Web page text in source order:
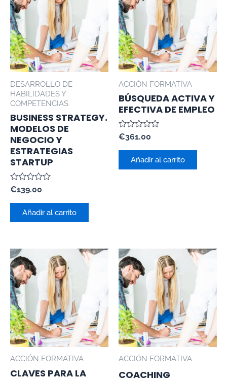
DESARROLLO DE
HABILIDADES Y
COMPETENCIAS
BUSINESS STRATEGY.
MODELOS DE
NEGOCIO Y
ESTRATEGIAS
STARTUP
Valorado
con
0
€139.00
Añadir al carrito
ACCIÓN FORMATIVA
BÚSQUEDA ACTIVA Y
EFECTIVA DE EMPLEO
Valorado
con
0
€361.00
Añadir al carrito
ACCIÓN FORMATIVA
CLAVES PARA LA
ACCIÓN FORMATIVA
COACHING